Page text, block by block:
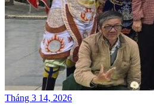
Tháng 3 14, 2026